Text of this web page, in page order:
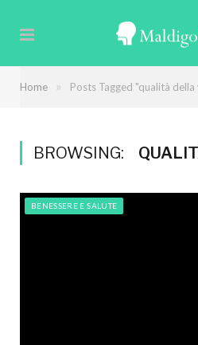
Home » Posts Tagged "qualità della
BROWSING:
BENESSERE E SALUTE